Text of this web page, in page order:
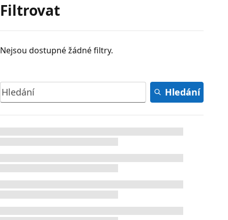
Filtrovat
Nejsou dostupné žádné filtry.
Hledání
Načítání...
Načítání...
Načítání...
Načítání...